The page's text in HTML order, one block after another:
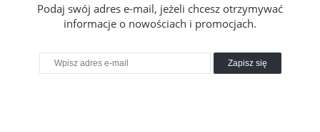
Podaj swój adres e-mail, jeżeli chcesz otrzymywać
informacje o nowościach i promocjach.
Zapisz się